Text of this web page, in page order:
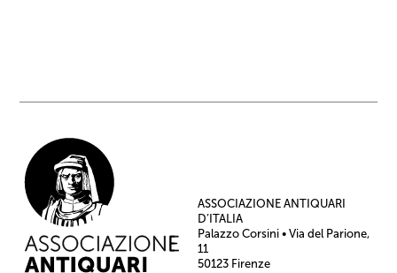
ASSOCIAZIONE ANTIQUARI
D’ITALIA
Palazzo Corsini • Via del Parione,
11
50123 Firenze